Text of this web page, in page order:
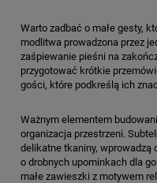
Warto zadbać o małe gesty,
modlitwa prowadzona przez
zaśpiewanie pieśni na
przygotować krótkie
gości, które podkreślą ich
Ważnym elementem
organizacja przestrzeni.
delikatne tkaniny, wprowadzą
o drobnych upominkach dla
małe zawieszki z motywem